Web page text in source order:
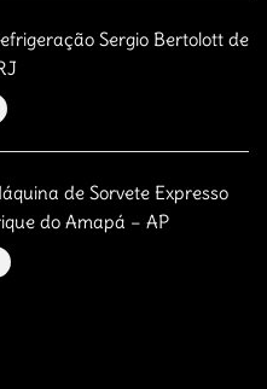
Sergio Bertolott de
de Sorvete Expresso
do Amapá – AP